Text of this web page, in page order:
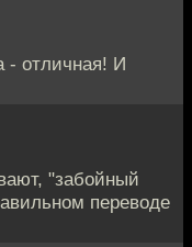
- отличная! И
"забойный
переводе